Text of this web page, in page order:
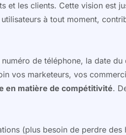
et les clients. Cette vision est
à tout moment,
de téléphone, la date
vos marketeurs, vos
en matière de compétitivité.
(plus besoin de perdre